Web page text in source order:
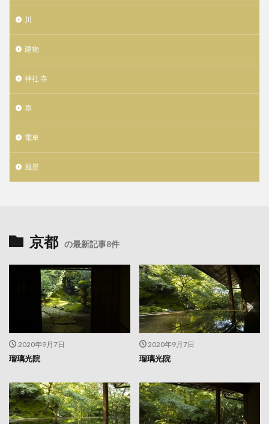
川
建物
神社 寺
車
電車
風景
京都 の最新記事8件
2020年9月7日
瑠璃光院
2020年9月7日
瑠璃光院